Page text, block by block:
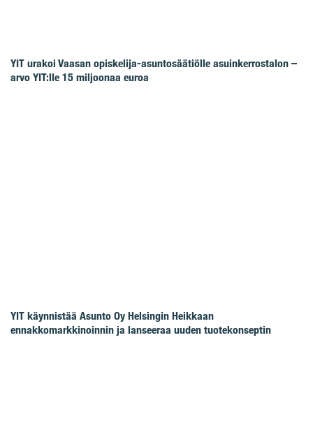
YIT urakoi Vaasan opiskelija-asuntosäätiölle asuinkerrostalon –
arvo YIT:lle 15 miljoonaa euroa
YIT käynnistää Asunto Oy Helsingin Heikkaan
ennakkomarkkinoinnin ja lanseeraa uuden tuotekonseptin